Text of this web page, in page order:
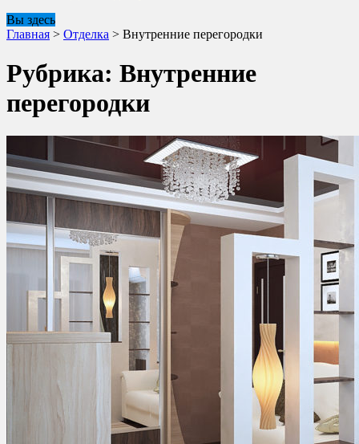
Вы здесь
Главная > Отделка > Внутренние перегородки
Рубрика: Внутренние
перегородки